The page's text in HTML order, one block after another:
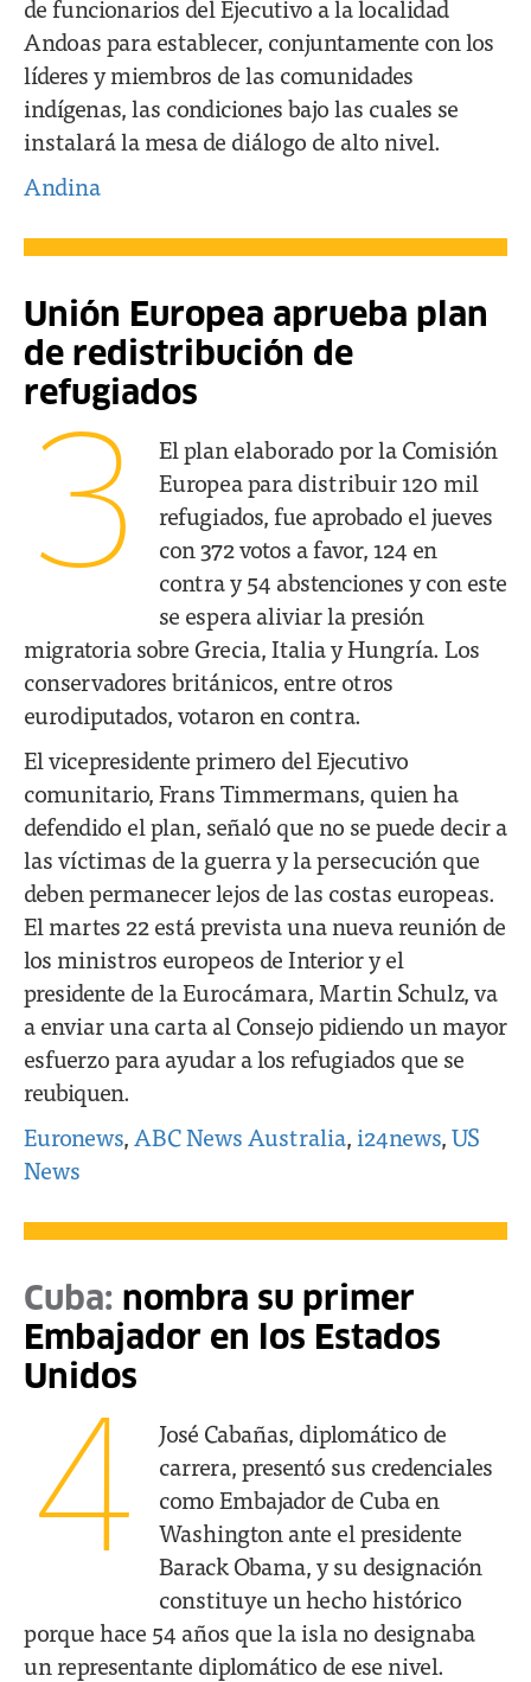
de funcionarios del Ejecutivo a la localidad
Andoas para establecer, conjuntamente con los
líderes y miembros de las comunidades
indígenas, las condiciones bajo las cuales se
instalará la mesa de diálogo de alto nivel.
Andina
Unión Europea aprueba plan
de redistribución de
refugiados
3
El plan elaborado por la Comisión
Europea para distribuir 120 mil
refugiados, fue aprobado el jueves
con 372 votos a favor, 124 en
contra y 54 abstenciones y con este
se espera aliviar la presión
migratoria sobre Grecia, Italia y Hungría. Los
conservadores británicos, entre otros
eurodiputados, votaron en contra.
El vicepresidente primero del Ejecutivo
comunitario, Frans Timmermans, quien ha
defendido el plan, señaló que no se puede decir a
las víctimas de la guerra y la persecución que
deben permanecer lejos de las costas europeas.
El martes 22 está prevista una nueva reunión de
los ministros europeos de Interior y el
presidente de la Eurocámara, Martin Schulz, va
a enviar una carta al Consejo pidiendo un mayor
esfuerzo para ayudar a los refugiados que se
reubiquen.
Euronews, ABC News Australia, i24news,US
News
Cuba: nombra su primer
Embajador en los Estados
Unidos
4
José Cabañas, diplomático de
carrera, presentó sus credenciales
como Embajador de Cuba en
Washington ante el presidente
Barack Obama, y su designación
constituye un hecho histórico
porque hace 54 años que la isla no designaba
un representante diplomático de ese nivel.